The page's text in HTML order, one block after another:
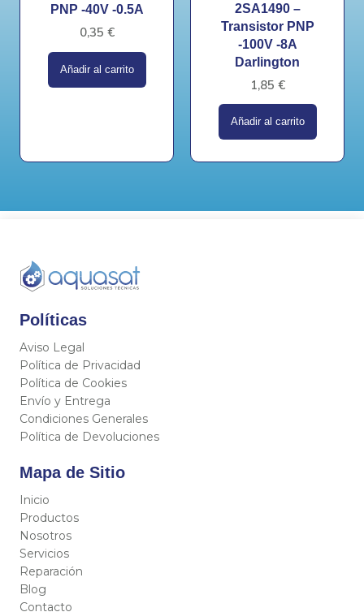
PNP -40V -0.5A
0,35 €
Añadir al carrito
2SA1490 –
Transistor PNP
-100V -8A
Darlington
1,85 €
Añadir al carrito
Políticas
Aviso Legal
Política de Privacidad
Política de Cookies
Envío y Entrega
Condiciones Generales
Política de Devoluciones
Mapa de Sitio
Inicio
Productos
Nosotros
Servicios
Reparación
Blog
Contacto